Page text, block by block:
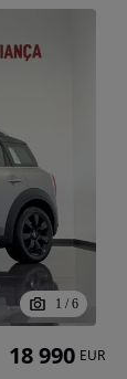
1 / 6
18 990 EUR